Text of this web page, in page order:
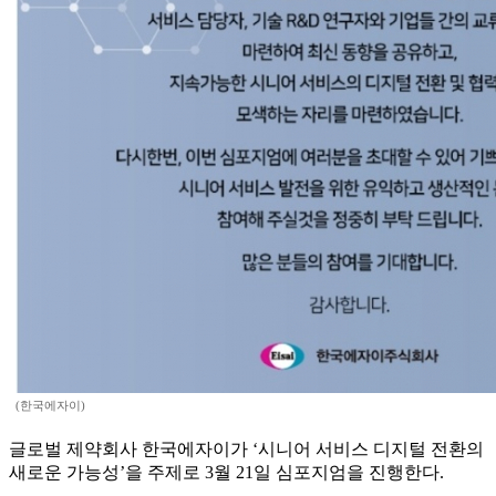
(한국에자이)
글로벌 제약회사 한국에자이가 ‘시니어 서비스 디지털 전환의
새로운 가능성’을 주제로 3월 21일 심포지엄을 진행한다.